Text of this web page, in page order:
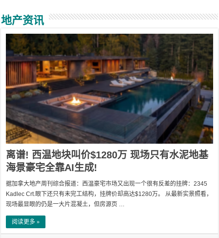
地产资讯
离谱! 西温地块叫价$1280万 现场只有水泥地基
海景豪宅全靠AI生成!
据加拿大地产周刊综合报道：西温豪宅市场又出现一个很有反差的挂牌：2345
Kadlec Crt.眼下还只有未完工结构，挂牌价却高达$1280万。 从最新实景照看，
现场最显眼的仍是一大片混凝土，但房源页 …
阅读更多 »